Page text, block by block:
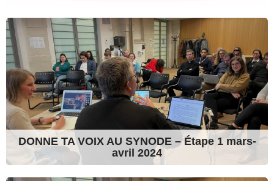
DONNE TA VOIX AU SYNODE – Étape 1 mars-
avril 2024